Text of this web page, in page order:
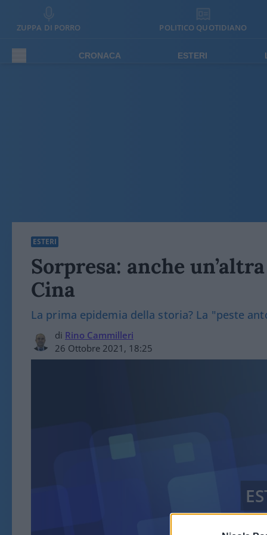
ZUPPA DI PORRO POLITICO QUOTIDIANO
CRONACA ESTERI
ESTERI
Sorpresa: anche
Cina
La prima epidemia della storia? La "peste
di Rino Cammilleri
26 Ottobre 2021, 18:25